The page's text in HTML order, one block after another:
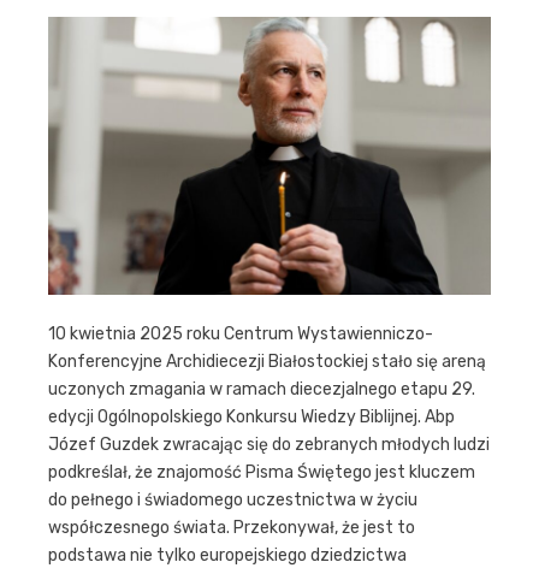
10 kwietnia 2025 roku Centrum Wystawienniczo-
Konferencyjne Archidiecezji Białostockiej stało się areną
uczonych zmagania w ramach diecezjalnego etapu 29.
edycji Ogólnopolskiego Konkursu Wiedzy Biblijnej. Abp
Józef Guzdek zwracając się do zebranych młodych ludzi
podkreślał, że znajomość Pisma Świętego jest kluczem
do pełnego i świadomego uczestnictwa w życiu
współczesnego świata. Przekonywał, że jest to
podstawa nie tylko europejskiego dziedzictwa